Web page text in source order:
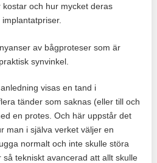
och hur mycket deras
av bågproteser som är
synvinkel.
visas en tand i
tänder som saknas (eller till och
en protes. Och här uppstår det
man i själva verket väljer en
normalt och inte skulle störa
tekniskt avancerad att allt skulle